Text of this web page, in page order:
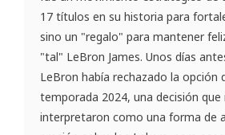
17 títulos en su historia para
sino un "regalo" para mantener
"tal" LeBron James. Unos días
LeBron había rechazado la opción
temporada 2024, una decisión que
interpretaron como una forma de